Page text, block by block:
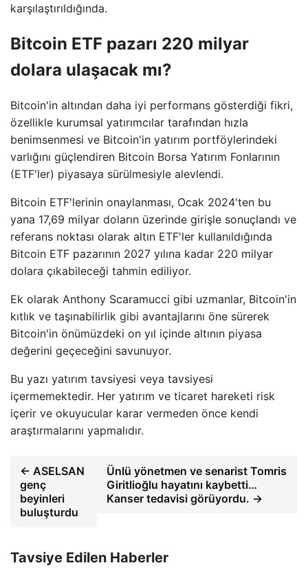
karşılaştırıldığında.
Bitcoin ETF pazarı 220 milyar
dolara ulaşacak mı?
Bitcoin'in altından daha iyi performans gösterdiği fikri,
özellikle kurumsal yatırımcılar tarafından hızla
benimsenmesi ve Bitcoin'in yatırım portföylerindeki
varlığını güçlendiren Bitcoin Borsa Yatırım Fonlarının
(ETF'ler) piyasaya sürülmesiyle alevlendi.
Bitcoin ETF'lerinin onaylanması, Ocak 2024'ten bu
yana 17,69 milyar doların üzerinde girişle sonuçlandı ve
referans noktası olarak altın ETF'ler kullanıldığında
Bitcoin ETF pazarının 2027 yılına kadar 220 milyar
dolara çıkabileceği tahmin ediliyor.
Ek olarak Anthony Scaramucci gibi uzmanlar, Bitcoin'in
kıtlık ve taşınabilirlik gibi avantajlarını öne sürerek
Bitcoin'in önümüzdeki on yıl içinde altının piyasa
değerini geçeceğini savunuyor.
Bu yazı yatırım tavsiyesi veya tavsiyesi
içermemektedir. Her yatırım ve ticaret hareketi risk
içerir ve okuyucular karar vermeden önce kendi
araştırmalarını yapmalıdır.
← ASELSAN
genç
beyinleri
buluşturdu
Ünlü yönetmen ve senarist Tomris
Giritlioğlu hayatını kaybetti…
Kanser tedavisi görüyordu. →
Tavsiye Edilen Haberler